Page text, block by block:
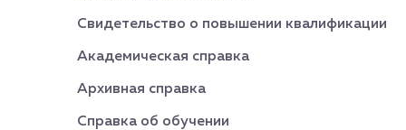
Свидетельство о повышении квалификации
Академическая справка
Архивная справка
Справка об обучении